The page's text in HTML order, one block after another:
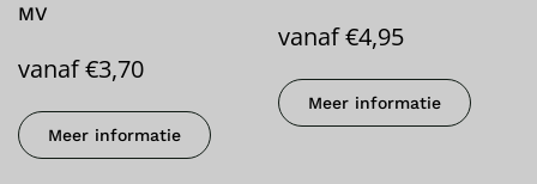
MV
vanaf€3,70
Meer informatie
vanaf €4,95
Meer informatie